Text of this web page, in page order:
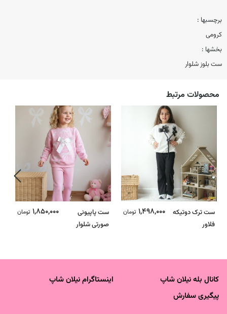
برچسبها :
کرومی
بخشها :
ست بلوز شلوار
محصولات مرتبط
ست ترک دوتیکه
فلاور
1,498,000 تومان
ست پاپیونی
صورتی شلوار
1,850,000 تومان
کانال بله نیلان شاپ
اینستاگرام نیلان شاپ
پیگیری سفارش